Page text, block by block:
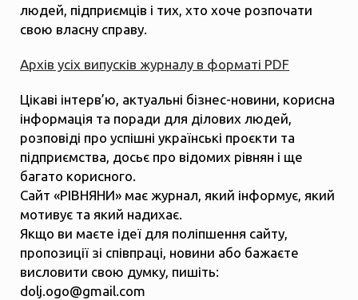
людей, підприємців і тих, хто хоче розпочати
свою власну справу.
Архів усіх випусків журналу в форматі PDF
Цікаві інтерв’ю, актуальні бізнес-новини, корисна
інформація та поради для ділових людей,
розповіді про успішні українські проєкти та
підприємства, досьє про відомих рівнян і ще
багато корисного.
Сайт «РІВНЯНИ» має журнал, який інформує, який
мотивує та який надихає.
Якщо ви маєте ідеї для поліпшення сайту,
пропозиції зі співпраці, новини або бажаєте
висловити свою думку, пишіть:
dolj.ogo@gmail.com